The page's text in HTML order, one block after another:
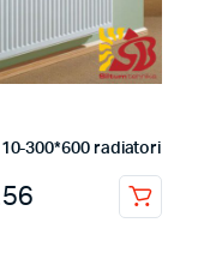
10-300*600 radiatori